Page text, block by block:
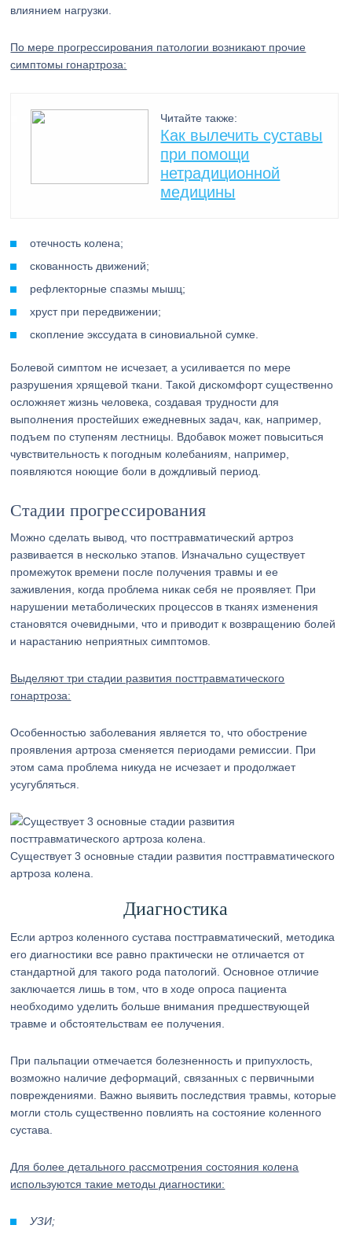
влиянием нагрузки.
По мере прогрессирования патологии возникают прочие
симптомы гонартроза:
Читайте также:
Как вылечить суставы
при помощи
нетрадиционной
медицины
отечность колена;
скованность движений;
рефлекторные спазмы мышц;
хруст при передвижении;
скопление экссудата в синовиальной сумке.
Болевой симптом не исчезает, а усиливается по мере
разрушения хрящевой ткани. Такой дискомфорт существенно
осложняет жизнь человека, создавая трудности для
выполнения простейших ежедневных задач, как, например,
подъем по ступеням лестницы. Вдобавок может повыситься
чувствительность к погодным колебаниям, например,
появляются ноющие боли в дождливый период.
Стадии прогрессирования
Можно сделать вывод, что посттравматический артроз
развивается в несколько этапов. Изначально существует
промежуток времени после получения травмы и ее
заживления, когда проблема никак себя не проявляет. При
нарушении метаболических процессов в тканях изменения
становятся очевидными, что и приводит к возвращению болей
и нарастанию неприятных симптомов.
Выделяют три стадии развития посттравматического
гонартроза:
Особенностью заболевания является то, что обострение
проявления артроза сменяется периодами ремиссии. При
этом сама проблема никуда не исчезает и продолжает
усугубляться.
Существует 3 основные стадии развития посттравматического
артроза колена.
Диагностика
Если артроз коленного сустава посттравматический, методика
его диагностики все равно практически не отличается от
стандартной для такого рода патологий. Основное отличие
заключается лишь в том, что в ходе опроса пациента
необходимо уделить больше внимания предшествующей
травме и обстоятельствам ее получения.
При пальпации отмечается болезненность и припухлость,
возможно наличие деформаций, связанных с первичными
повреждениями. Важно выявить последствия травмы, которые
могли столь существенно повлиять на состояние коленного
сустава.
Для более детального рассмотрения состояния колена
используются такие методы диагностики:
УЗИ;